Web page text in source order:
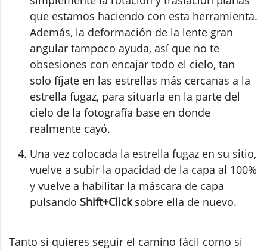
que estamos haciendo con esta herramienta.
Además, la deformación de la lente gran
angular tampoco ayuda, así que no te
obsesiones con encajar todo el cielo, tan
solo fíjate en las estrellas más cercanas a la
estrella fugaz, para situarla en la parte del
cielo de la fotografía base en donde
realmente cayó.
Una vez colocada la estrella fugaz en su sitio,
vuelve a subir la opacidad de la capa al 100%
y vuelve a habilitar la máscara de capa
pulsando Shift+Click sobre ella de nuevo.
Tanto si quieres seguir el camino fácil como si